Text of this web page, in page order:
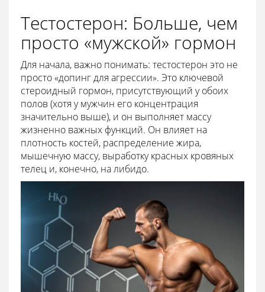
Тестостерон: Больше, чем
просто «мужской» гормон
Для начала, важно понимать: тестостерон это не
просто «допинг для агрессии». Это ключевой
стероидный гормон, присутствующий у обоих
полов (хотя у мужчин его концентрация
значительно выше), и он выполняет массу
жизненно важных функций. Он влияет на
плотность костей, распределение жира,
мышечную массу, выработку красных кровяных
телец и, конечно, на либидо.